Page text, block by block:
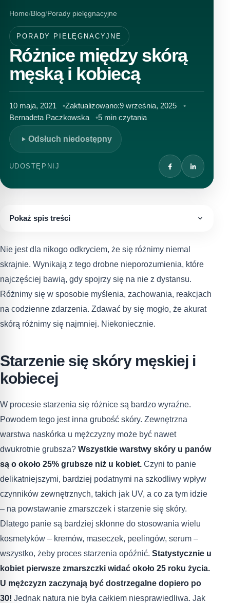
Home Blog Porady pielęgnacyjne
PORADY PIELĘGNACYJNE
Różnice między skórą
męską i kobiecą
10 maja, 2021 Zaktualizowano:9 września, 2025
Bernadeta Paczkowska
5 min czytania
Odsłuch niedostępny
UDOSTĘPNIJ
Pokaż spis treści
Nie jest dla nikogo odkryciem, że się różnimy niemal
skrajnie. Wynikają z tego drobne nieporozumienia, które
najczęściej bawią, gdy spojrzy się na nie z dystansu.
Różnimy się w sposobie myślenia, zachowania, reakcjach
na codzienne zdarzenia. Zdawać by się mogło, że akurat
skórą różnimy się najmniej. Niekoniecznie.
Starzenie się skóry męskiej i
kobiecej
W procesie starzenia się różnice są bardzo wyraźne.
Powodem tego jest inna grubość skóry. Zewnętrzna
warstwa naskórka u mężczyzny może być nawet
dwukrotnie grubsza? Wszystkie warstwy skóry u panów
są o około 25% grubsze niż u kobiet. Czyni to panie
delikatniejszymi, bardziej podatnymi na szkodliwy wpływ
czynników zewnętrznych, takich jak UV, a co za tym idzie
– na powstawanie zmarszczek i starzenie się skóry.
Dlatego panie są bardziej skłonne do stosowania wielu
kosmetyków – kremów, maseczek, peelingów, serum –
wszystko, żeby proces starzenia opóźnić. Statystycznie u
kobiet pierwsze zmarszczki widać około 25 roku życia.
U mężczyzn zaczynają być dostrzegalne dopiero po
30! Jednak natura nie była całkiem niesprawiedliwa. Jak